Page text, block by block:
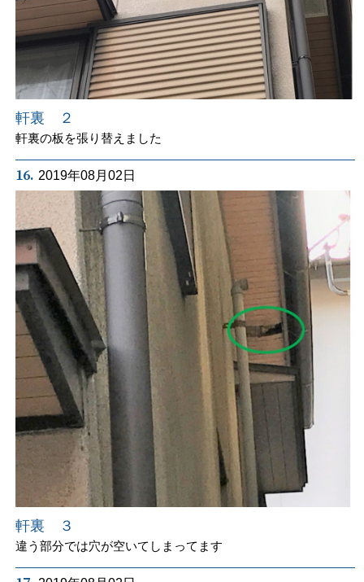
軒裏 ２
軒裏の板を張り替えました
16. 2019年08月02日
軒裏 ３
違う部分では穴が空いてしまってます